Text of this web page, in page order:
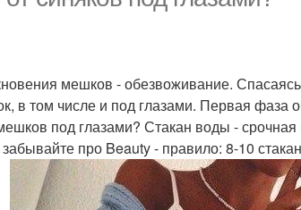
мешков - обезвоживание.
в том числе и под глазами. Первая фаза
под глазами? Стакан воды -
про Beauty - правило: 8-10